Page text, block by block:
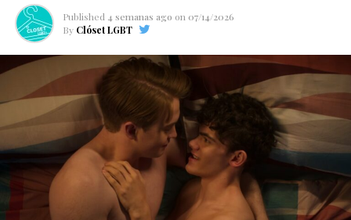
Published 4 semanas ago on 07/14/2026
By Clóset LGBT